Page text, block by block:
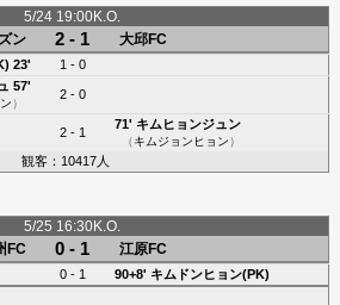
5/24 19:00K.O.
ン
2 - 1 大邱FC
23'
1 - 0
57'
）
2 - 0
2 - 1
71' キムヒョンジュン
（キムジョンヒョン）
観客：10417人
5/25 16:30K.O.
FC
0 - 1 江原FC
0 - 1 90+8' キムドンヒョン(PK)